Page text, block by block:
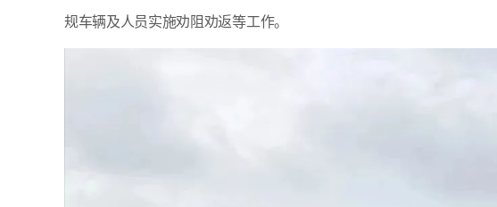
规车辆及人员实施劝阻劝返等工作。